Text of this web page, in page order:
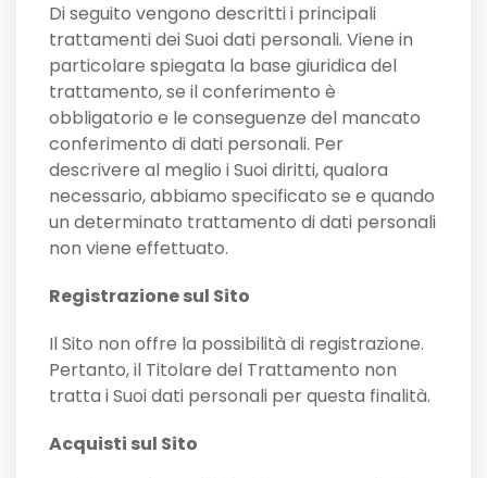
Di seguito vengono descritti i principali
trattamenti dei Suoi dati personali. Viene in
particolare spiegata la base giuridica del
trattamento, se il conferimento è
obbligatorio e le conseguenze del mancato
conferimento di dati personali. Per
descrivere al meglio i Suoi diritti, qualora
necessario, abbiamo specificato se e quando
un determinato trattamento di dati personali
non viene effettuato.
Registrazione sul Sito
Il Sito non offre la possibilità di registrazione.
Pertanto, il Titolare del Trattamento non
tratta i Suoi dati personali per questa finalità.
Acquisti sul Sito